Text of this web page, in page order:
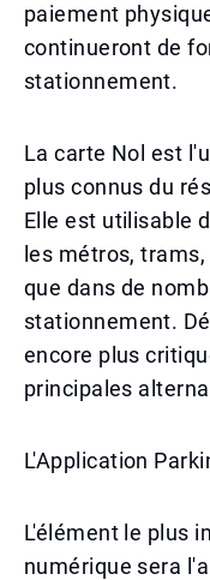
paiement
continueront de
stationnement.
La carte Nol est
plus connus du
Elle est utilisable
les métros,
que dans de
stationnement.
encore plus
principales
L'Application
L'élément le plus
numérique sera